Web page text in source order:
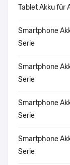
Tablet Akku für
Smartphone
Serie
Smartphone
Serie
Smartphone
Serie
Smartphone
Serie